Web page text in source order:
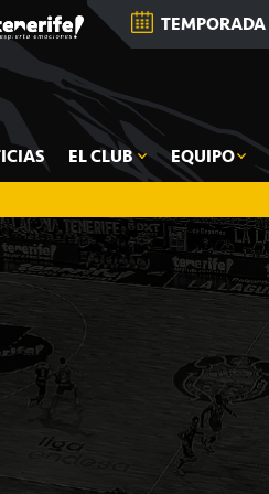
TEMPORADA
EL CLUB EQUIPO